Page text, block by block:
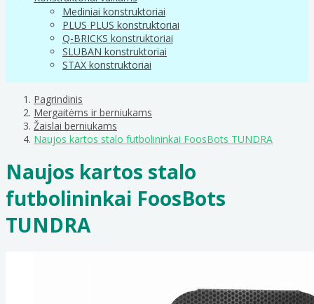
Mediniai konstruktoriai
PLUS PLUS konstruktoriai
Q-BRICKS konstruktoriai
SLUBAN konstruktoriai
STAX konstruktoriai
Pagrindinis
Mergaitėms ir berniukams
Žaislai berniukams
Naujos kartos stalo futbolininkai FoosBots TUNDRA
Naujos kartos stalo
futbolininkai FoosBots
TUNDRA